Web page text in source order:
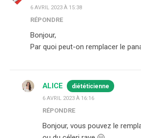
6 AVRIL 2023 À 15:38
RÉPONDRE
Bonjour,
Par quoi peut-on remplacer le
ALICE diététicienne
6 AVRIL 2023 À 16:16
RÉPONDRE
Bonjour, vous pouvez le